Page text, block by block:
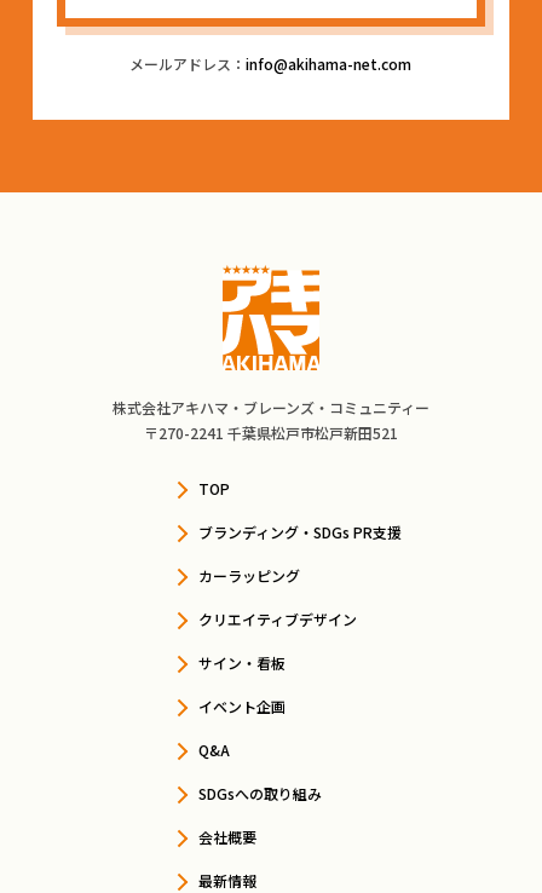
メールアドレス：info@akihama-net.com
株式会社アキハマ・ブレーンズ・コミュニティー
〒270-2241 千葉県松戸市松戸新田521
TOP
ブランディング・SDGs PR支援
カーラッピング
クリエイティブデザイン
サイン・看板
イベント企画
Q&A
SDGsへの取り組み
会社概要
最新情報